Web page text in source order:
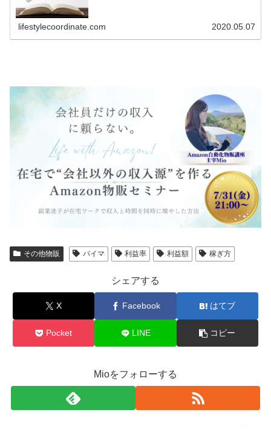
lifestylecoordinate.com 2020.05.07
その他物販 バイマ 利益率 利益額 稼ぎ方
シェアする
X Facebook はてブ
Pocket LINE コピー
Mioをフォローする